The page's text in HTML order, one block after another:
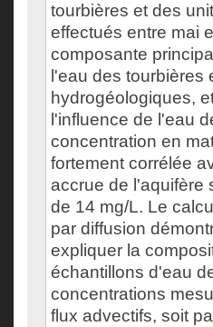
tourbières et des
effectués entre mai
composante
l'eau des
hydrogéologiques,
l'influence de l'eau
concentration en
fortement corrélée
accrue de l'aquifère
de 14 mg/L. Le
par diffusion
expliquer la
échantillons d'eau
concentrations
flux advectifs, soit